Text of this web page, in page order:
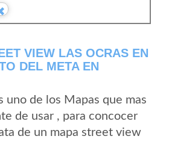
VIEW LAS OCRAS EN
DEL META EN
uno de los Mapas que mas
de usar , para concocer
de un mapa street view